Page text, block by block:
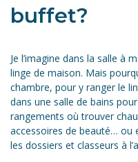
buffet?
Je l’imagine dans la salle à
linge de maison. Mais
chambre, pour y ranger le
dans une salle de bains
rangements où trouver
accessoires de beauté… ou
les dossiers et classeurs à